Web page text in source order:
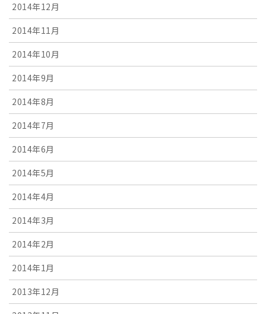
2014年12月
2014年11月
2014年10月
2014年9月
2014年8月
2014年7月
2014年6月
2014年5月
2014年4月
2014年3月
2014年2月
2014年1月
2013年12月